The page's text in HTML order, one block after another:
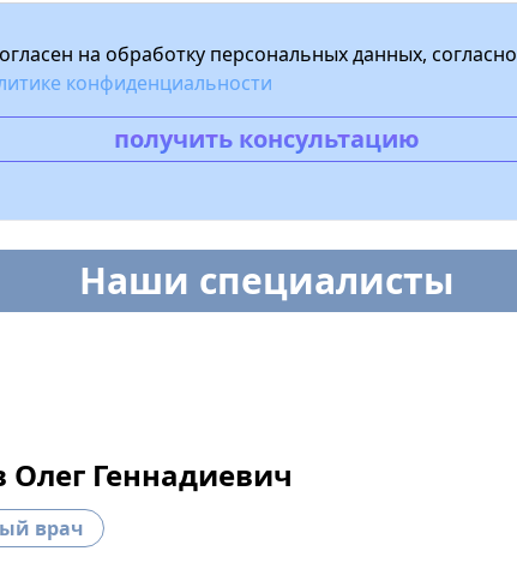
на обработку персональных данных, согласно
конфиденциальности
получить консультацию
Наши специалисты
Олег Геннадиевич
врач